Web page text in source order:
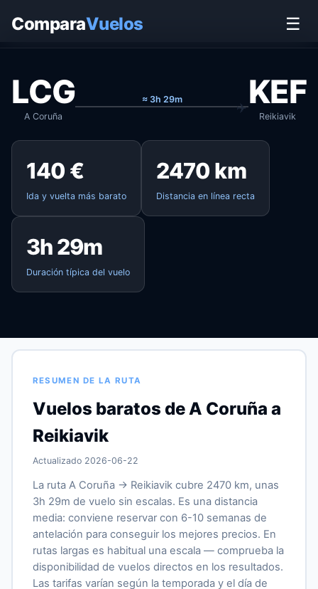
ComparaVuelos ☰
LCG
A Coruña
≈ 3h 29m KEF
Reikiavik
140 €
Ida y vuelta más barato
2470 km
Distancia en línea recta
3h 29m
Duración típica del vuelo
RESUMEN DE LA RUTA
Vuelos baratos de A Coruña a
Reikiavik
Actualizado 2026-06-22
La ruta A Coruña → Reikiavik cubre 2470 km, unas
3h 29m de vuelo sin escalas. Es una distancia
media: conviene reservar con 6-10 semanas de
antelación para conseguir los mejores precios. En
rutas largas es habitual una escala — comprueba la
disponibilidad de vuelos directos en los resultados.
Las tarifas varían según la temporada y el día de